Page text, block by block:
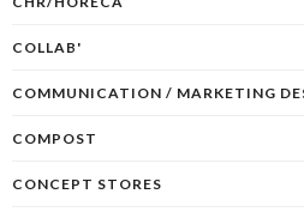
COLLAB'
COMMUNICATION / MARKETING
COMPOST
CONCEPT STORES